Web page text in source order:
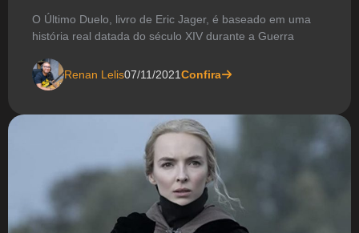
O Último Duelo, livro de Eric Jager, é baseado em uma
história real datada do século XIV durante a Guerra
Renan Lelis07/11/2021Confira